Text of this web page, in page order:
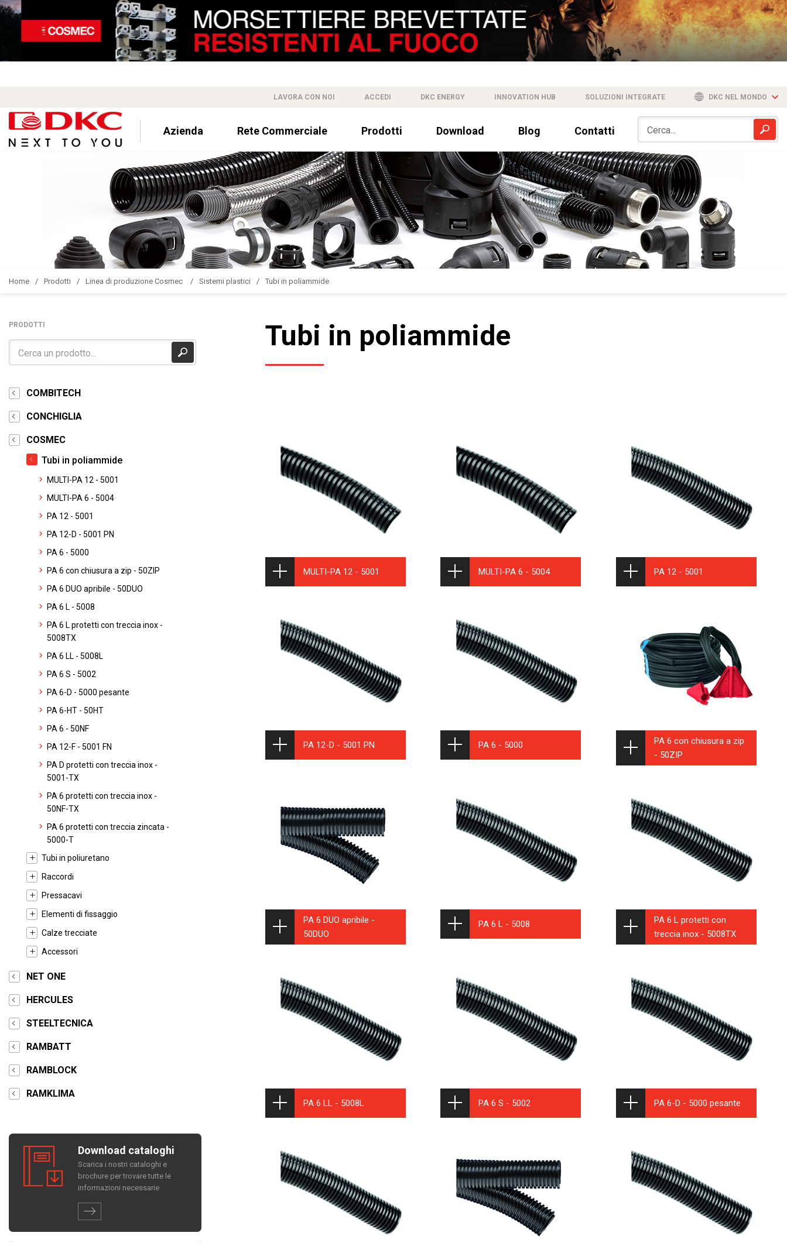
LAVORA CON NOI ACCEDI DKC ENERGY INNOVATION HUB SOLUZIONI INTEGRATE DKC NEL MONDO
Azienda Rete Commerciale Prodotti Download Blog Contatti
Home Prodotti Linea di produzione Cosmec Sistemi plastici Tubi in poliammide
PRODOTTI
COMBITECH
CONCHIGLIA
COSMEC
Tubi in poliammide
MULTI-PA 12 - 5001
MULTI-PA 6 - 5004
PA 12 - 5001
PA 12-D - 5001 PN
PA 6 - 5000
PA 6 con chiusura a zip - 50ZIP
PA 6 DUO apribile - 50DUO
PA 6 L - 5008
PA 6 L protetti con treccia inox -
5008TX
PA 6 LL - 5008L
PA 6 S - 5002
PA 6-D - 5000 pesante
PA 6-HT - 50HT
PA 6 - 50NF
PA 12-F - 5001 FN
PA D protetti con treccia inox -
5001-TX
PA 6 protetti con treccia inox -
50NF-TX
PA 6 protetti con treccia zincata -
5000-T
Tubi in poliuretano
Raccordi
Pressacavi
Elementi di fissaggio
Calze trecciate
Accessori
NET ONE
HERCULES
STEELTECNICA
RAMBATT
RAMBLOCK
RAMKLIMA
Download cataloghi
Scarica i nostri cataloghi e
brochure per trovare tutte le
informazioni necessarie
Tubi in poliammide
MULTI-PA 12 - 5001 MULTI-PA 6 - 5004 PA 12 - 5001
PA 12-D - 5001 PN PA 6 - 5000
PA 6 con chiusura a zip
- 50ZIP
PA 6 DUO apribile -
50DUO
PA 6 L - 5008
PA 6 L protetti con
treccia inox - 5008TX
PA 6 LL - 5008L PA 6 S - 5002 PA 6-D - 5000 pesante